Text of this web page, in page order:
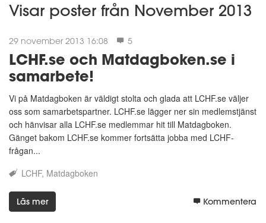
Lamb."
😀
Visar poster från November 2013
29 november 2013 16:08 5
LCHF.se och Matdagboken.se i
samarbete!
Vi på Matdagboken är väldigt stolta och glada att LCHF.se väljer
oss som samarbetspartner. LCHF.se lägger ner sin medlemstjänst
och hänvisar alla LCHF.se medlemmar hit till Matdagboken.
Gänget bakom LCHF.se kommer fortsätta jobba med LCHF-
frågan...
LCHF Matdagboken
Läs mer Kommentera